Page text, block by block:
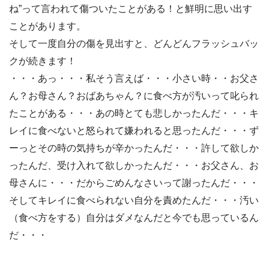
ね”って言われて傷ついたことがある！と鮮明に思い出す
ことがあります。
そして一度自分の傷を見出すと、どんどんフラッシュバッ
クが続きます！
・・・あっ・・・私そう言えば・・・小さい時・・お父さ
ん？お母さん？おばあちゃん？に食べ方が汚いって叱られ
たことがある・・・あの時とても悲しかったんだ・・・キ
レイに食べないと怒られて嫌われると思ったんだ・・・ず
ーっとその時の気持ちが辛かったんだ・・・許して欲しか
ったんだ、受け入れて欲しかったんだ・・・お父さん、お
母さんに・・・だからごめんなさいって謝ったんだ・・・
そしてキレイに食べられない自分を責めたんだ・・・汚い
（食べ方をする）自分はダメなんだと今でも思っているん
だ・・・